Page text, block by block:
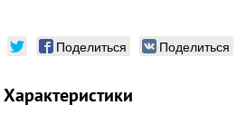
Поделиться Поделиться
Характеристики